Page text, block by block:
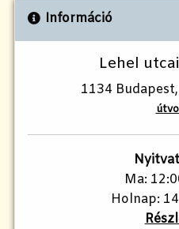
Információ
Lehel
1134
Ma:
Holnap: